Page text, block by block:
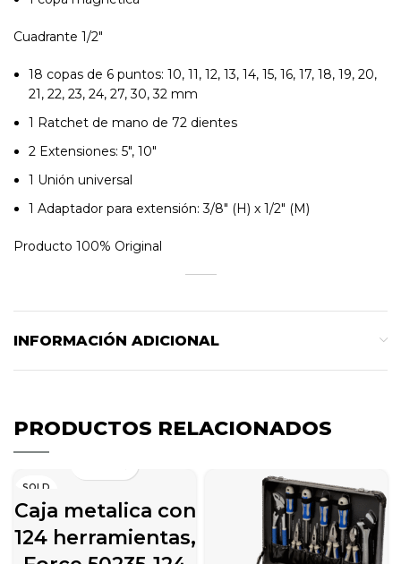
Cuadrante 1/2″
18 copas de 6 puntos: 10, 11, 12, 13, 14, 15, 16, 17, 18, 19, 20,
21, 22, 23, 24, 27, 30, 32 mm
1 Ratchet de mano de 72 dientes
2 Extensiones: 5″, 10″
1 Unión universal
1 Adaptador para extensión: 3/8″ (H) x 1/2″ (M)
Producto 100% Original
INFORMACIÓN ADICIONAL
PRODUCTOS RELACIONADOS
SOLD
Caja metalica con
124 herramientas,